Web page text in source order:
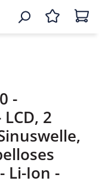
-
2
Li-Ion -